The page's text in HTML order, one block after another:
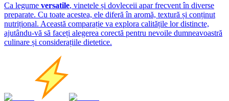
Ca legume versatile, vinetele și dovleceii apar frecvent în diverse
preparate. Cu toate acestea, ele diferă în aromă, textură și conținut
nutrițional. Această comparație va explora calitățile lor distincte,
ajutându-vă să faceți alegerea corectă pentru nevoile dumneavoastră
culinare și considerațiile dietetice.